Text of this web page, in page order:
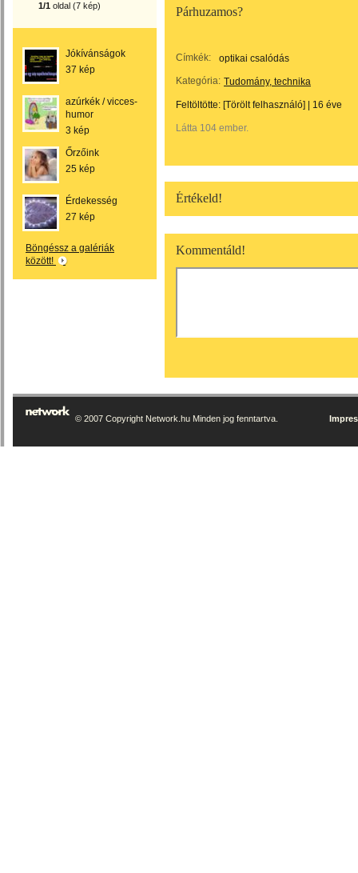
1/1 oldal (7 kép)
Jókívánságok
37 kép
azúrkék / vicces-
humor
3 kép
Őrzőink
25 kép
Érdekesség
27 kép
Böngéssz a galériák
között!
Párhuzamos?
Címkék:
optikai csalódás
Kategória: Tudomány, technika
Feltöltötte: [Törölt felhasználó] 16 éve
Látta 104 ember.
Értékeld!
Kommentáld!
© 2007 Copyright Network.hu Minden jog fenntartva.